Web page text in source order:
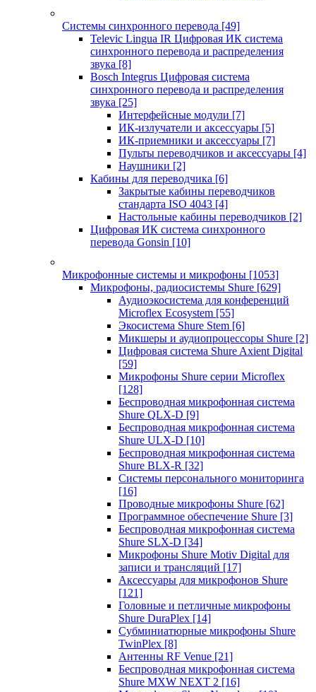
Системы синхронного перевода [49]
Televic Lingua IR Цифровая ИК система
синхронного перевода и распределения
звука [8]
Bosch Integrus Цифровая система
синхронного перевода и распределения
звука [25]
Интерфейсные модули [7]
ИК-излучатели и аксессуары [5]
ИК-приемники и аксессуары [7]
Пульты переводчиков и аксессуары [4]
Наушники [2]
Кабины для переводчика [6]
Закрытые кабины переводчиков
стандарта ISO 4043 [4]
Настольные кабины переводчиков [2]
Цифровая ИК система синхронного
перевода Gonsin [10]
Микрофонные системы и микрофоны [1053]
Микрофоны, радиосистемы Shure [629]
Аудиоэкосистема для конференций
Microflex Ecosystem [55]
Экосистема Shure Stem [6]
Микшеры и аудиопроцессоры Shure [2]
Цифровая система Shure Axient Digital
[59]
Микрофоны Shure серии Microflex
[128]
Беспроводная микрофонная система
Shure QLX-D [9]
Беспроводная микрофонная система
Shure ULX-D [10]
Беспроводная микрофонная система
Shure BLX-R [32]
Системы персонального мониторинга
[16]
Проводные микрофоны Shure [62]
Программное обеспечение Shure [3]
Беспроводная микрофонная система
Shure SLX-D [34]
Микрофоны Shure Motiv Digital для
записи и трансляций [17]
Аксессуары для микрофонов Shure
[121]
Головные и петличные микрофоны
Shure DuraPlex [14]
Субминиатюрные микрофоны Shure
TwinPlex [8]
Антенны RF Venue [21]
Беспроводная микрофонная система
Shure MXW NEXT 2 [16]